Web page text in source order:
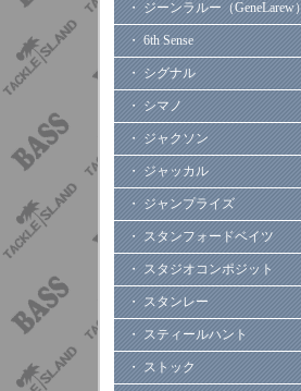
・ ジーンラルー（GeneLarew）
・ 6th Sense
・ シグナル
・ シマノ
・ ジャクソン
・ ジャッカル
・ ジャンプライズ
・ スタンフォードベイツ
・ スタジオコンポジット
・ スタンレー
・ スティールハント
・ ストック